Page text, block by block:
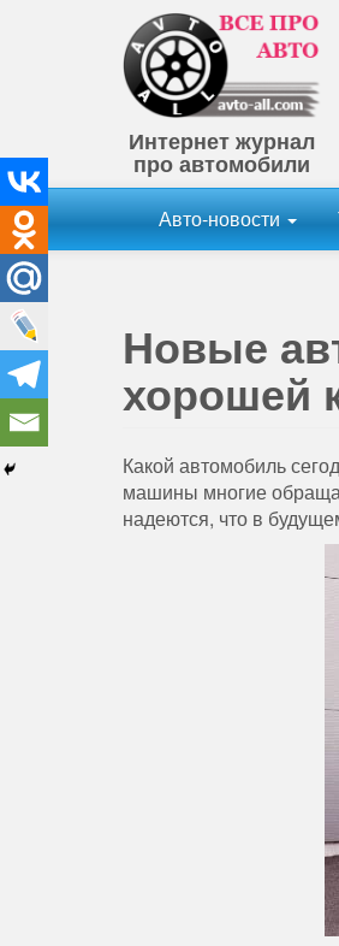
Интернет журнал
про автомобили
Авто-новости
Новые
хорошей
Какой автомобиль
машины многие
надеются, что в